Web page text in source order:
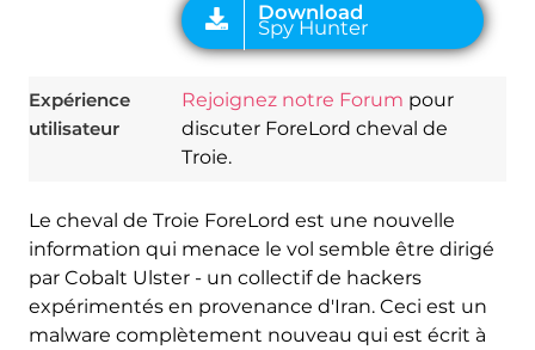
Expérience
utilisateur
Rejoignez notre Forum pour
discuter ForeLord cheval de
Troie.
Le cheval de Troie ForeLord est une nouvelle
information qui menace le vol semble être dirigé
par Cobalt Ulster - un collectif de hackers
expérimentés en provenance d'Iran. Ceci est un
malware complètement nouveau qui est écrit à